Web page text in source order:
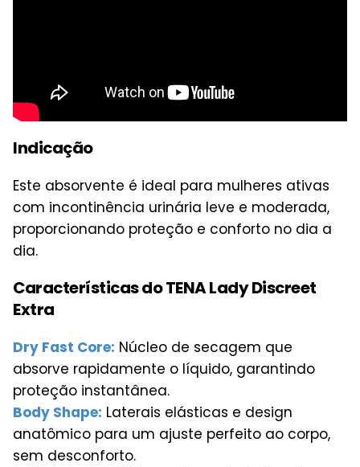
Indicação
Este absorvente é ideal para mulheres ativas
com incontinência urinária leve e moderada,
proporcionando proteção e conforto no dia a
dia.
Características do TENA Lady Discreet
Extra
Dry Fast Core: Núcleo de secagem que
absorve rapidamente o líquido, garantindo
proteção instantânea.
Body Shape: Laterais elásticas e design
anatômico para um ajuste perfeito ao corpo,
sem desconforto.